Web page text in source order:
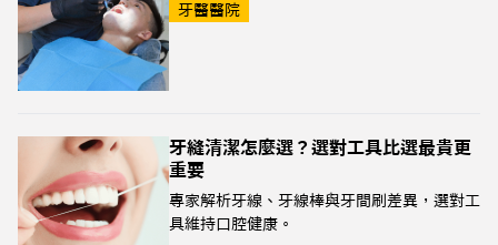
牙醫醫院
牙縫清潔怎麼選？選對工具比選最貴更
重要
專家解析牙線、牙線棒與牙間刷差異，選對工
具維持口腔健康。